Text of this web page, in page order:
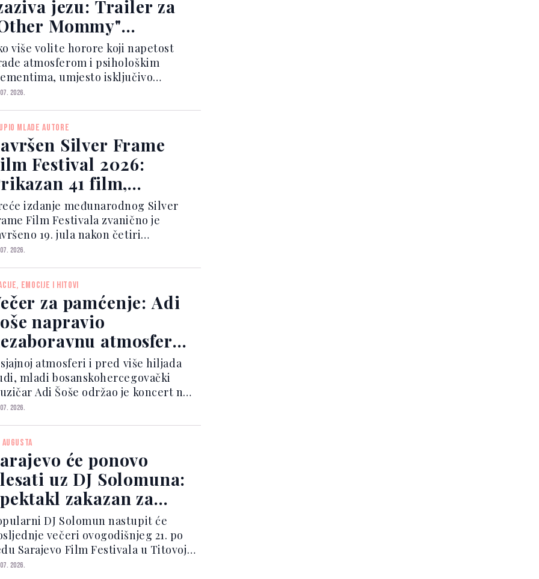
jezu: Trailer za
Mommy"
će biti noćna
više volite horore koji napetost
atmosferom i psihološkim
umjesto isključivo
scenama i iznenadnim
bi se naći na vašoj listi za
2026.
MLADE AUTORE
Silver Frame
Festival 2026:
41 film,
odnio "Living
a Visionary"
izdanje međunarodnog Silver
Film Festivala zvanično je
19. jula nakon četiri
dana ispunjena filmskim
u Srebrenici i Bratuncu.
2026.
EMOCIJE I HITOVI
za pamćenje: Adi
napravio
atmosferu
Ilidžiatmosferi i pred više hiljada
mladi bosanskohercegovački
Adi Šoše održao je koncert na
Četvrte viteške motorizovane
nezaobilazno središte kulturnih i
dešavanja.
2026.
će ponovo
uz DJ Solomuna:
zakazan za
noć SFF-a
DJ Solomun nastupit će
večeri ovogodišnjeg 21. po
Sarajevo Film Festivala u Titovoj
čime će glavni grad BiH ponovo
2026.